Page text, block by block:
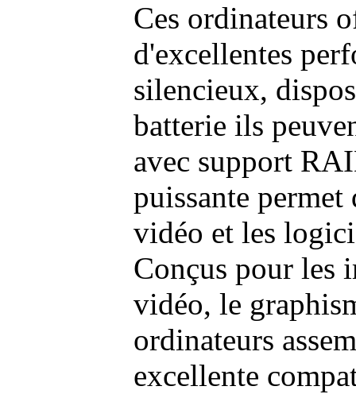
Ces ordinateurs
d'excellentes
silencieux,
batterie ils
avec support
puissante permet
vidéo et les
Conçus pour les
vidéo, le
ordinateurs
excellente